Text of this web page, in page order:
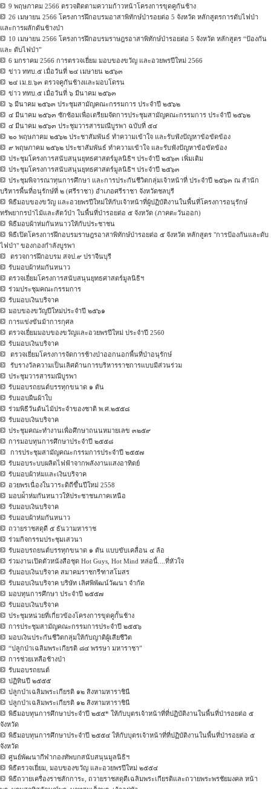
9 พฤษภาคม 2566 ตรวจติดตามความก้าวหน้าโครงการขุดคูกันช้าง
26 เมษายน 2566 โครงการฝึกอบรมอาสาพิทักษ์ป่ารอยต่อ 5 จังหวัด หลักสูตรการดับไฟป่า
และการผลักดันช้างป่า
10 เมษายน 2566 โครงการฝึกอบรมราษฎรอาสาพิทักษ์ป่ารอยต่อ 5 จังหวัด หลักสูตร “ป้องกัน
และ ดับไฟป่า”
6 มกราคม 2566 การตรวจเยี่ยม มอบของขวัญ และอวยพรปีใหม่ 2566
ข่าว ททบ.๕ เมื่อวันที่ ๒๔ เมษายน ๒๕๖๓
๒๔ เม.ย.๖๓ ตรวจคูกันช้างและมอบโดรน
ข่าว ททบ.๕ เมื่อวันที่ ๖ มีนาคม ๒๕๖๓
๖ มีนาคม ๒๕๖๓ ประชุมสามัญคณะกรรมการ ประจำปี ๒๕๖๒
๔ มีนาคม ๒๕๖๓ ซักซ้อมเพื่อเตรียมจัดการประชุมสามัญคณะกรรมการ ประจำปี ๒๕๖๒
๔ มีนาคม ๒๕๖๓ ประชุมวารสารมณีบูรพา ฉบับที่ ๕๔
๒๐ พฤษภาคม ๒๕๖๒ ประชาสัมพันธ์ ทำความเข้าใจ และรับฟังปัญหาข้อขัดข้อง
๙ พฤษภาคม ๒๕๖๒ ประชาสัมพันธ์ ทำความเข้าใจ และรับฟังปัญหาข้อขัดข้อง
ประชุมโครงการสนับสนุนยุทธศาสตร์มูลนิธิฯ ประจำปี ๒๕๖๓ เพิ่มเติม
ประชุมโครงการสนับสนุนยุทธศาสตร์มูลนิธิฯ ประจำปี ๒๕๖๓
ประชุมพิจารณาทุนการศึกษา และการประกันชีวิตกลุ่มเจ้าหน้าที่ ประจำปี ๒๕๖๓ ณ สำนัก
บริหารพื้นที่อนุรักษ์ที่ ๒ (ศรีราชา) อำเภอศรีราชา จังหวัดชลบุรี
พิธีมอบของขวัญ และอวยพรปีใหม่ให้กับเจ้าหน้าที่ผู้ปฏิบัติงานในพื้นที่โครงการอนุรักษ์
ทรัพยากรป่าไม้และสัตว์ป่า ในพื้นที่ป่ารอยต่อ ๕ จังหวัด (ภาคตะวันออก)
พิธีมอบผ้าห่มกันหนาวให้กับประชาชน
พิธีเปิดโครงการฝึกอบรมราษฎรอาสาพิทักษ์ป่ารอยต่อ ๕ จังหวัด หลักสูตร "การป้องกันและดับ
ไฟป่า" ของกองกำลังบูรพา
ตรวจการฝึกอบรม สจป.๙ ปราจีนบุรี
รับมอบผ้าห่มกันหนาว
ตรวจเยี่ยมโครงการสนับสนุนยุทธศาสตร์มูลนิธิฯ
ร่วมประชุมคณะกรรมการ
รับมอบเงินบริจาค
มอบของขวัญปีใหม่ประจำปี ๒๕๖๑
การแข่งขันม้าการกุศล
ตรวจเยี่ยมมอบของขวัญและอวยพรปีใหม่ ประจำปี 2560
รับมอบเงินบริจาค
ตรวจเยี่ยมโครงการจัดการช้างป่าออกนอกพื้นที่ป่าอนุรักษ์
รับรางวัลความเป็นเลิศด้านการบริหารราชการแบบมีส่วนร่วม
ประชุมวารสารมณีบูรพา
รับมอบรถยนต์บรรทุกขนาด ๑ ตัน
รับมอบผืนผ้าใบ
ร่วมพิธีวันต้นไม้ประจำของชาติ พ.ศ.๒๕๕๘
รับมอบเงินบริจาค
ประชุมคณะทำงานเพื่อศึกษาถนนหมายเลข ๓๒๕๙
การมอบทุนการศึกษาประจำปี ๒๕๕๘
การประชุมสามัญคณะกรรมการประจำปี ๒๕๕๗
รับมอบระบบผลิตไฟฟ้าจากพลังงานแสงอาทิตย์
รับมอบผ้าห่มและเงินบริจาค
อวยพรเนื่องในวาระดิถีขึ้นปีใหม่ 2558
มอบผ่้าห่มกันหนาวให้ประชาชนภาคเหนือ
รับมอบเงินบริจาค
รับมอบผ้าห่มกันหนาว
ถวายราชสดุดี ๕ ธันวามหาราช
ร่วมกิจกรรมประชุมเสวนา
รับมอบรถยนต์บรรทุกขนาด ๑ ตัน แบบขับเคลื่อน ๔ ล้อ
ร่วมงานเปิดตัวหนังสือชุด Hot Guys, Hot Mind หล่อนี้....ที่หัวใจ
รับมอบเงินบริจาค สมาคมราชกรีฑาสโมสร
รับมอบเงินบริจาค บริษัท เลิศพิพัฒน์วัฒนา จำกัด
มอบทุนการศึกษา ประจำปี ๒๕๕๗
รับมอบเงินบริจาค
ประชุมหน่วยที่เกี่ยวข้องโครงการขุดคูกั้นช้าง
การประชุมสามัญคณะกรรมการประจำปี ๒๕๕๖
มอบเงินประกันชีวิตกลุ่มให้กับญาติผู้เสียชีวิต
“ปลูกป่าเฉลิมพระเกียรติ ๘๔ พรรษา มหาราชา”
การช่วยเหลือช้างป่า
รับมอบรถยนต์
ปฏิทินปี ๒๕๕๕
ปลูกป่าเฉลิมพระเกียรติ ๑๒ สิงหามหาราชินี
ปลูกป่าเฉลิมพระเกียรติ ๑๒ สิงหามหาราชินี
พิธีมอบทุนการศึกษาประจำปี ๒๕๕* ให้กับบุตรเจ้าหน้าที่ที่ปฏิบัติงานในพื้นที่ป่ารอยต่อ ๕
จังหวัด
พิธีมอบทุนการศึกษาประจำปี ๒๕๕๔ ให้กับบุตรเจ้าหน้าที่ที่ปฏิบัติงานในพื้นที่ป่ารอยต่อ ๕
จังหวัด
ศูนย์พัฒนากีฬากองทัพบกสนับสนุนมูลนิธิฯ
พิธีตรวจเยี่ยม, มอบของขวัญ และอวยพรปีใหม่ ๒๕๕๔
พิธีถวายเครื่องราชสักการะ, ถวายราชสดุดีเฉลิมพระเกียรติและถวายพระพรชัยมงคล หน้า